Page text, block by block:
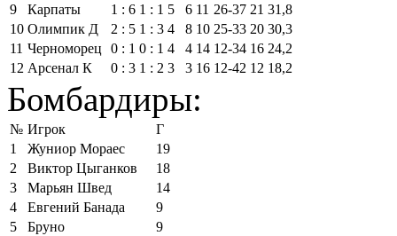
9
Карпаты 1 : 6 1 : 1 5 6 11 26‑37 21 31,8
10 Олимпик Д 2 : 5 1 : 3 4 8 10 25‑33 20 30,3
11 Черноморец 0 : 1 0 : 1 4 4 14 12‑34 16 24,2
12 Арсенал К 0 : 3 1 : 2 3 3 16 12‑42 12 18,2
Бомбардиры:
№ Игрок
Г
1
Жуниор Мораес
19
2
Виктор Цыганков
18
3
Марьян Швед
14
4
Евгений Банада
9
5
Бруно
9